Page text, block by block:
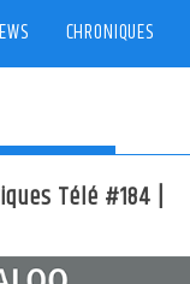
CHRONIQUES
Télé #184 |